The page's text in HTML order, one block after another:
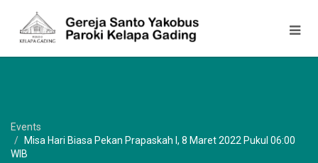
Events
Misa Hari Biasa Pekan Prapaskah I, 8 Maret 2022 Pukul 06:00
WIB